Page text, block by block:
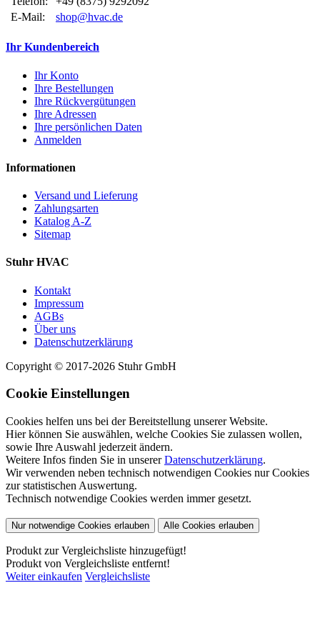
E-Mail:
shop@hvac.de
Ihr Kundenbereich
Ihr Konto
Ihre Bestellungen
Ihre Rückvergütungen
Ihre Adressen
Ihre persönlichen Daten
Anmelden
Informationen
Versand und Lieferung
Zahlungsarten
Katalog A-Z
Sitemap
Stuhr HVAC
Kontakt
Impressum
AGBs
Über uns
Datenschutzerklärung
Copyright © 2017-2026 Stuhr GmbH
Cookie Einstellungen
Cookies helfen uns bei der Bereitstellung unserer Website.
Hier können Sie auswählen, welche Cookies Sie zulassen wollen,
sowie Ihre Auswahl jederzeit ändern.
Weitere Infos finden Sie in unsererDatenschutzerklärung.
Wir verwenden neben technisch notwendigen Cookies nur Cookies
zur statistischen Auswertung.
Technisch notwendige Cookies werden immer gesetzt.
Nur notwendige Cookies erlauben Alle Cookies erlauben
Produkt zur Vergleichsliste hinzugefügt!
Produkt von Vergleichsliste entfernt!
Weiter einkaufen Vergleichsliste